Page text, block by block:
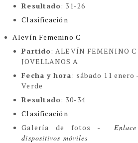
Resultado: 31-26
Clasificación
Alevín Femenino C
Partido: ALEVÍN FEMENINO C
JOVELLANOS A
Fecha y hora: sábado 11 enero
Verde
Resultado: 30-34
Clasificación
Galería de fotos -
dispositivos móviles